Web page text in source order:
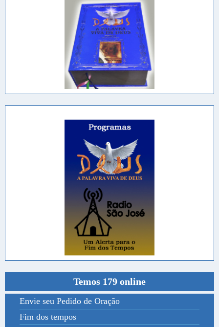
Temos 179 online
Envie seu Pedido de Oração
Fim dos tempos